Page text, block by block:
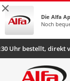
×
Die Alfa
Noch
Uhr bestellt, direkt